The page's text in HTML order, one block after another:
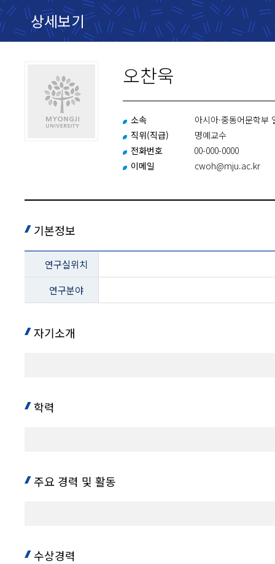
상세보기
오찬욱
소속
아시아·중동어문학부
직위(직급)
명예교수
전화번호
00-000-0000
이메일
cwoh@mju.ac.kr
기본정보
-
학위,
사무실위치,
연구실위치
연구분야
자기소개
학력
주요 경력 및 활동
수상경력